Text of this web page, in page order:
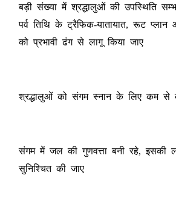
बड़ी संख्या में श्रद्धालुओं की उपस्थिति
पर्व तिथि के ट्रैफिक-यातायात, रूट प्लान
को प्रभावी ढंग से लागू किया जाए
श्रद्धालुओं को संगम स्नान के लिए कम
संगम में जल की गुणवत्ता बनी रहे, इसकी
सुनिश्चित की जाए